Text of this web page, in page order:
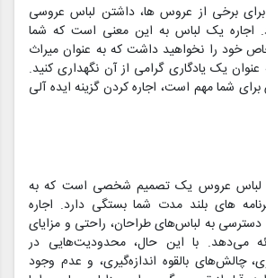
برخی از عروس ها، داشتن لباس عروسی
اجاره یک لباس به این معنی است که شما
خود را نخواهید داشت که به عنوان میراث
عنوان یک یادگاری گرامی از آن نگهداری کنید.
شما مهم است، اجاره کردن گزینه ایده آلی
لباس عروس یک تصمیم شخصی است که به
های بلند مدت شما بستگی دارد. اجاره
به لباس‌های طراحان، راحتی و مزایای
می‌دهد. با این حال، محدودیت‌هایی در
چالش‌های بالقوه اندازه‌گیری، و عدم وجود